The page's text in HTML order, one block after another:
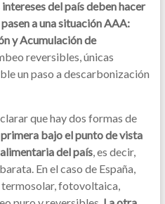
intereses del país deben hacer
a una situación AAA:
y Acumulación de
reversibles, únicas
un paso a descarbonización
que hay dos formas de
primera bajo el punto de vista
del país, es decir,
En el caso de España,
fotovoltaica,